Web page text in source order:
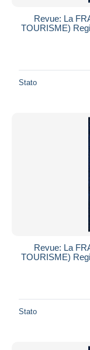
Revue: La
TOURISME)
Stato
Revue: La
TOURISME)
Stato